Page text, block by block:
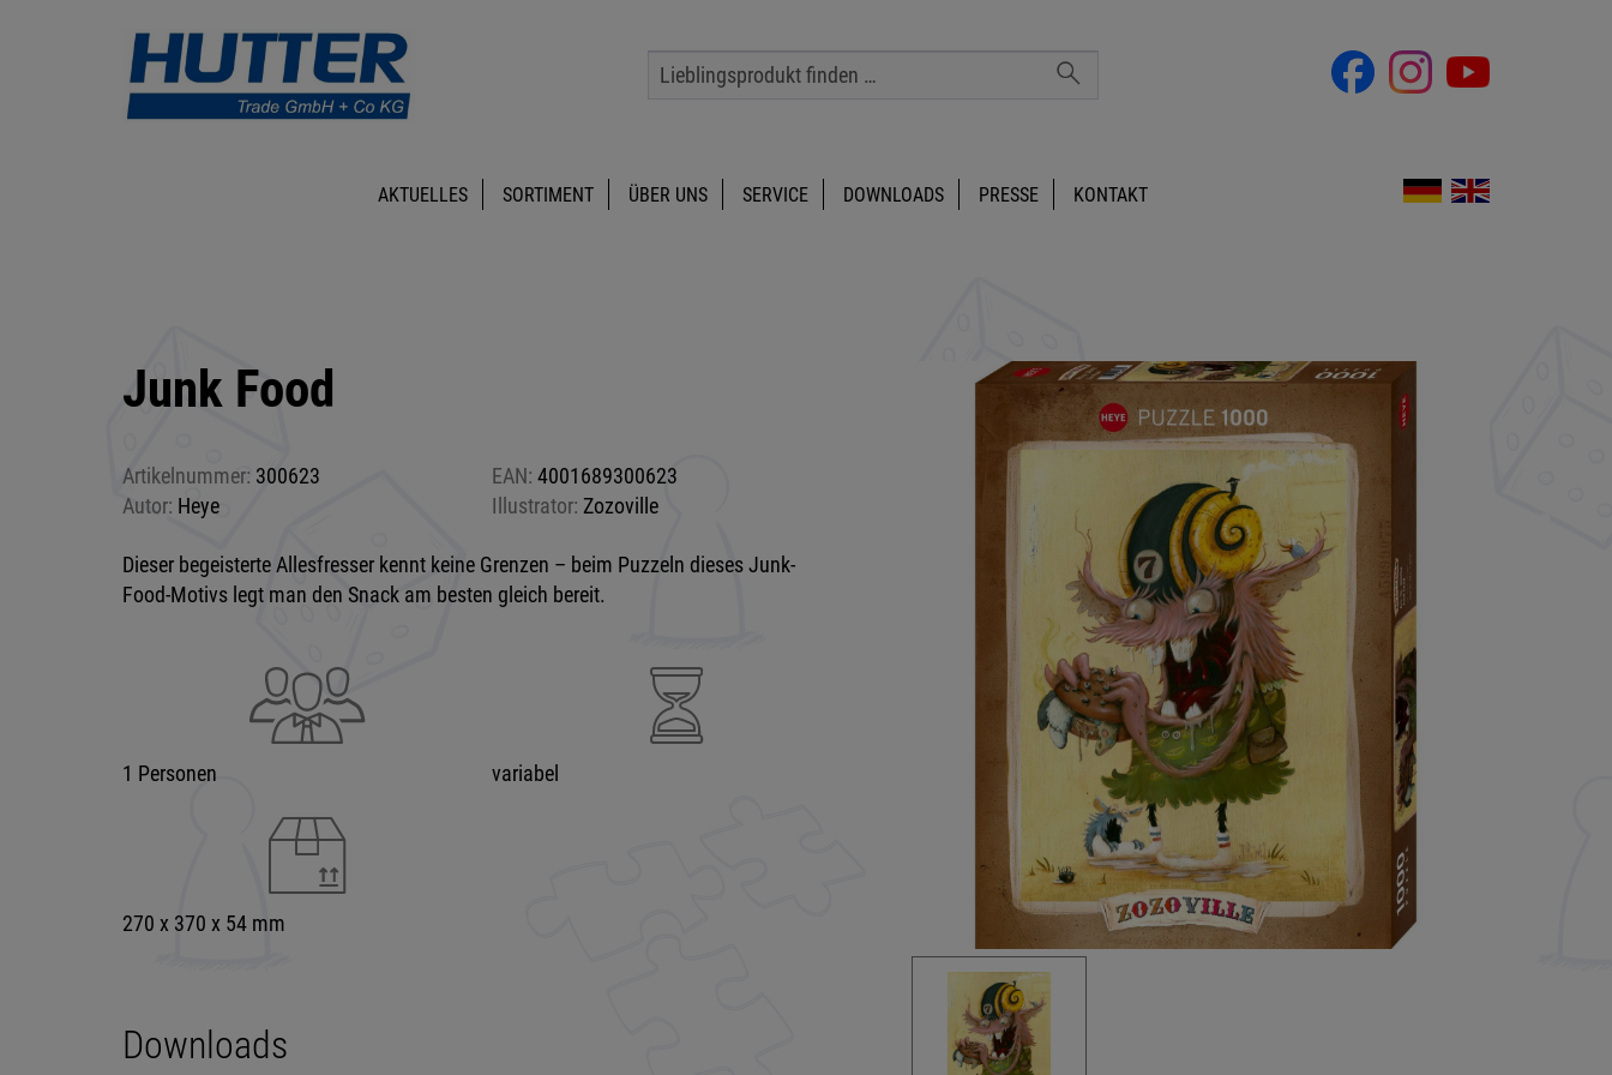
AKTUELLES SORTIMENT ÜBER UNS SERVICE DOWNLOADS PRESSE KONTAKT
Junk Food
Artikelnummer: 300623 EAN: 4001689300623
Autor: Heye Illustrator: Zozoville
Dieser begeisterte Allesfresser kennt keine Grenzen – beim Puzzeln dieses Junk-
Food-Motivs legt man den Snack am besten gleich bereit.
1 Personen variabel
270 x 370 x 54 mm
Downloads